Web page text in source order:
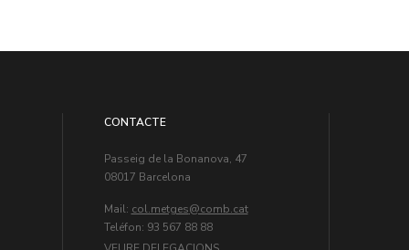
CONTACTE
Passeig de la Bonanova, 47
08017 Barcelona
Mail: col.metges
Teléfon: 93 567 88 88